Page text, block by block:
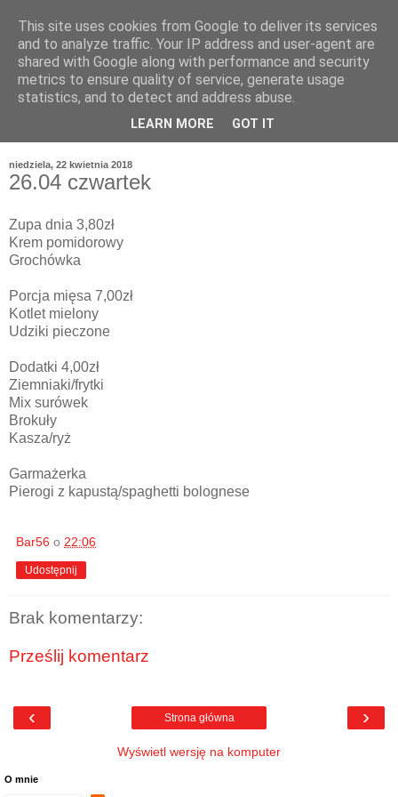
niedziela, 22 kwietnia 2018
26.04 czwartek
Zupa dnia 3,80zł
Krem pomidorowy
Grochówka
Porcja mięsa 7,00zł
Kotlet mielony
Udziki pieczone
Dodatki 4,00zł
Ziemniaki/frytki
Mix surówek
Brokuły
Kasza/ryż
Garmażerka
Pierogi z kapustą/spaghetti bolognese
Bar56 o 22:06
Udostępnij
Brak komentarzy:
Prześlij komentarz
‹ ›
Strona główna
Wyświetl wersję na komputer
O mnie
This site uses cookies from Google to deliver its services
and to analyze traffic. Your IP address and user-agent are
shared with Google along with performance and security
metrics to ensure quality of service, generate usage
statistics, and to detect and address abuse.
LEARN MORE GOT IT